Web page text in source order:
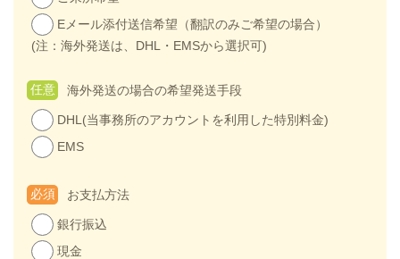
Eメール添付送信希望（翻訳のみご希望の場合）
(注：海外発送は、DHL・EMSから選択可)
海外発送の場合の希望発送手段
任意
DHL(当事務所のアカウントを利用した特別料金)
EMS
お支払方法
必須
銀行振込
現金